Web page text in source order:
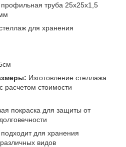
труба 25х25х1,5
для хранения
Изготовление стеллажа
расчетом стоимости
покраска для защиты от
для хранения
видов